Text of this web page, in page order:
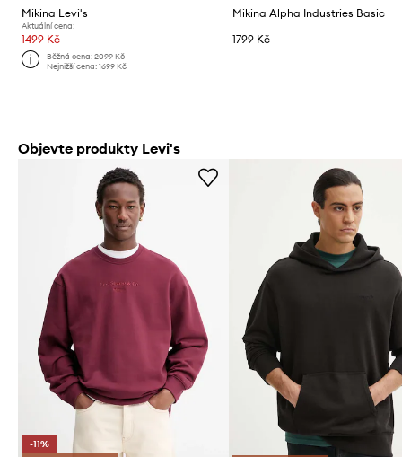
Mikina Levi's
Aktuální cena:
1499 Kč
Běžná cena:2099 Kč
Nejnižší cena:1699 Kč
Mikina Alpha Industries Basic
1799 Kč
Objevte produkty Levi's
-11%